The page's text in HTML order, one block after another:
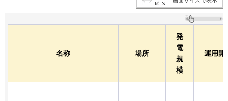
名称 場所
発
電
規
模
運用開